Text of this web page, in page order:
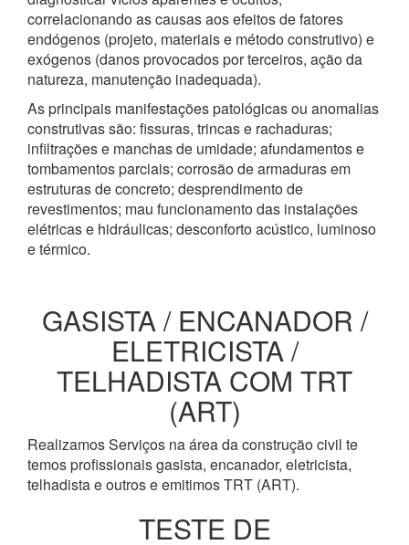
correlacionando as causas aos efeitos de fatores
endógenos (projeto, materiais e método construtivo) e
exógenos (danos provocados por terceiros, ação da
natureza, manutenção inadequada).
As principais manifestações patológicas ou anomalias
construtivas são: fissuras, trincas e rachaduras;
infiltrações e manchas de umidade; afundamentos e
tombamentos parciais; corrosão de armaduras em
estruturas de concreto; desprendimento de
revestimentos; mau funcionamento das instalações
elétricas e hidráulicas; desconforto acústico, luminoso
e térmico.
GASISTA / ENCANADOR /
ELETRICISTA /
TELHADISTA COM TRT
(ART)
Realizamos Serviços na área da construção civil te
temos profissionais gasista, encanador, eletricista,
telhadista e outros e emitimos TRT (ART).
TESTE DE